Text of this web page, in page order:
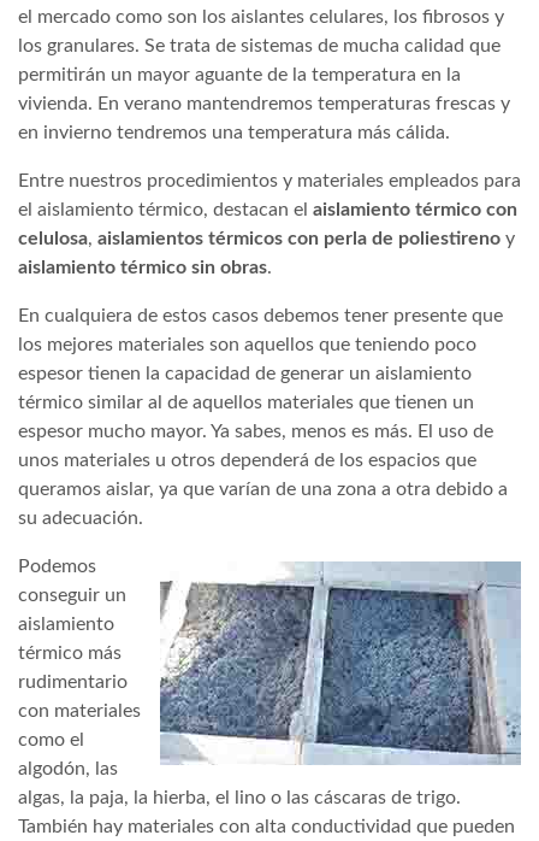
el mercado como son los aislantes celulares, los fibrosos y
los granulares. Se trata de sistemas de mucha calidad que
permitirán un mayor aguante de la temperatura en la
vivienda. En verano mantendremos temperaturas frescas y
en invierno tendremos una temperatura más cálida.
Entre nuestros procedimientos y materiales empleados para
el aislamiento térmico, destacan el aislamiento térmico con
celulosa, aislamientos térmicos con perla de poliestireno y
aislamiento térmico sin obras.
En cualquiera de estos casos debemos tener presente que
los mejores materiales son aquellos que teniendo poco
espesor tienen la capacidad de generar un aislamiento
térmico similar al de aquellos materiales que tienen un
espesor mucho mayor. Ya sabes, menos es más. El uso de
unos materiales u otros dependerá de los espacios que
queramos aislar, ya que varían de una zona a otra debido a
su adecuación.
Podemos
conseguir un
aislamiento
térmico más
rudimentario
con materiales
como el
algodón, las
algas, la paja, la hierba, el lino o las cáscaras de trigo.
También hay materiales con alta conductividad que pueden